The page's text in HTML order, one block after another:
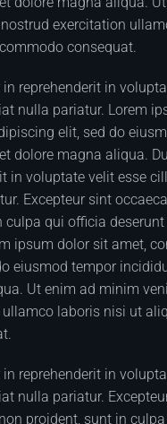
exercitation
consequat.
reprehenderit in
nulla pariatur. Lorem
elit, sed do
dolore magna aliqua.
in voluptate velit esse
Excepteur sint
culpa qui officia
ipsum dolor sit amet,
eiusmod tempor
Ut enim ad minim
laboris nisi ut
reprehenderit in
nulla pariatur.
proident, sunt in